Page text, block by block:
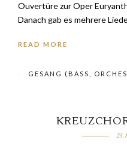
Ouvertüre zur Oper
Danach gab es mehrere
READ MORE
GESANG (BASS,
23.